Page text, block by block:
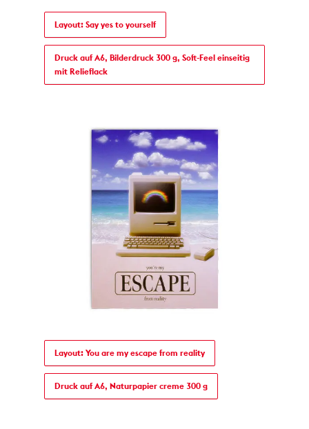
Layout: Say yes to yourself
Druck auf A6, Bilderdruck 300 g, Soft-Feel einseitig
mit Relieflack
Layout: You are my escape from reality
Druck auf A6, Naturpapier creme 300 g